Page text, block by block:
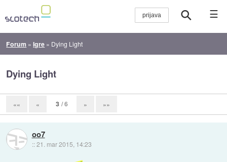
☰
Forum »Igre » Dying Light
Dying Light
«« « 3 / 6 » »»
oo7
::21. mar 2015, 14:23